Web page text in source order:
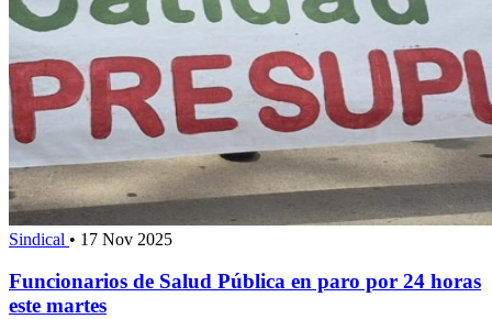
Sindical • 17 Nov 2025
Funcionarios de Salud Pública en paro por 24 horas
este martes